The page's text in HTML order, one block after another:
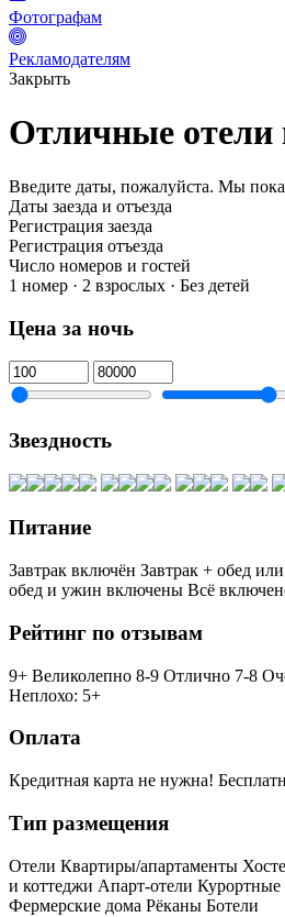
Фотографам
Рекламодателям
Закрыть
Отличные отели
Введите даты, пожалуйста. Мы
Даты заезда и отъезда
Регистрация заезда
Регистрация отъезда
Число номеров и гостей
1 номер · 2 взрослых · Без детей
Цена за ночь
Звездность
Питание
Завтрак включён Завтрак + обед
обед и ужин включены Всё
Рейтинг по отзывам
9+ Великолепно 8-9 Отлично 7-8
Неплохо: 5+
Оплата
Кредитная карта не нужна!
Тип размещения
Отели Квартиры/апартаменты
и коттеджи Апарт-отели Курортные
Фермерские дома Рёканы Ботели